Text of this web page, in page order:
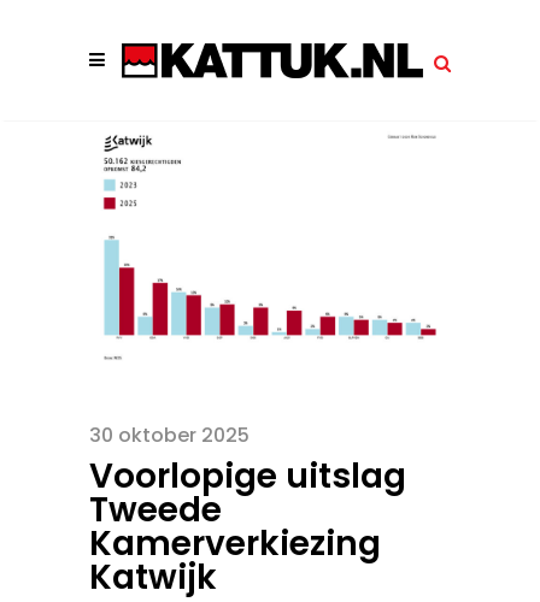
30 oktober 2025
Voorlopige uitslag
Tweede
Kamerverkiezing
Katwijk